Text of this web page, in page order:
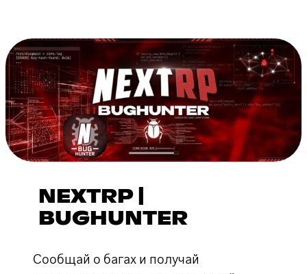
NEXTRP |
BUGHUNTER
Сообщай о багах и получай